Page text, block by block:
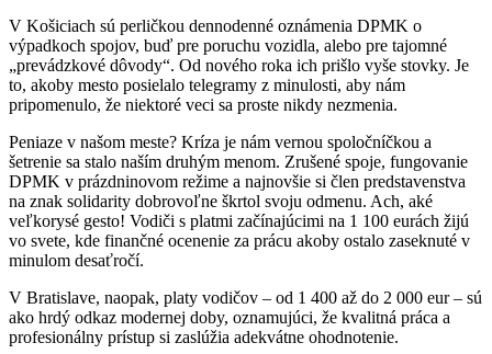
V Košiciach sú perličkou dennodenné oznámenia DPMK o
výpadkoch spojov, buď pre poruchu vozidla, alebo pre tajomné
„prevádzkové dôvody“. Od nového roka ich prišlo vyše stovky. Je
to, akoby mesto posielalo telegramy z minulosti, aby nám
pripomenulo, že niektoré veci sa proste nikdy nezmenia.
Peniaze v našom meste? Kríza je nám vernou spoločníčkou a
šetrenie sa stalo naším druhým menom. Zrušené spoje, fungovanie
DPMK v prázdninovom režime a najnovšie si člen predstavenstva
na znak solidarity dobrovoľne škrtol svoju odmenu. Ach, aké
veľkorysé gesto! Vodiči s platmi začínajúcimi na 1 100 eurách žijú
vo svete, kde finančné ocenenie za prácu akoby ostalo zaseknuté v
minulom desaťročí.
V Bratislave, naopak, platy vodičov – od 1 400 až do 2 000 eur – sú
ako hrdý odkaz modernej doby, oznamujúci, že kvalitná práca a
profesionálny prístup si zaslúžia adekvátne ohodnotenie.